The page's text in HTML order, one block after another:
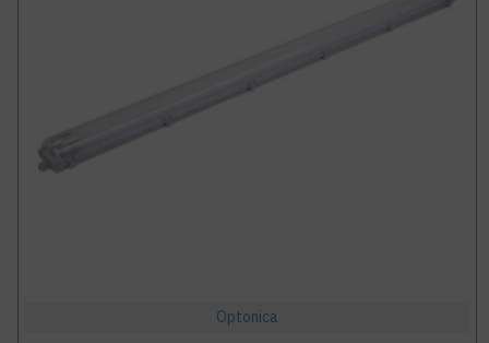
Optonica